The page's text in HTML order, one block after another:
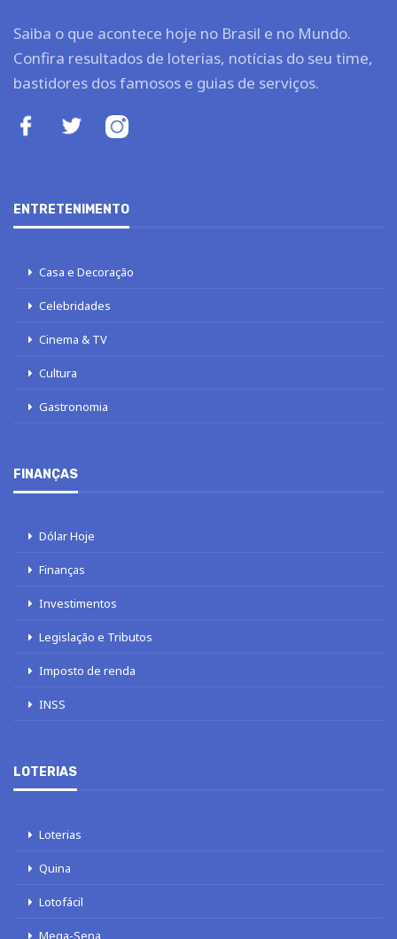
Saiba o que acontece hoje no Brasil e no Mundo.
Confira resultados de loterias, notícias do seu time,
bastidores dos famosos e guias de serviços.
ENTRETENIMENTO
Casa e Decoração
Celebridades
Cinema & TV
Cultura
Gastronomia
FINANÇAS
Dólar Hoje
Finanças
Investimentos
Legislação e Tributos
Imposto de renda
INSS
LOTERIAS
Loterias
Quina
Lotofácil
Mega-Sena